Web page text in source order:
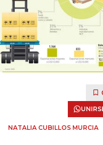
NATALIA CUBILLOS MURCIA